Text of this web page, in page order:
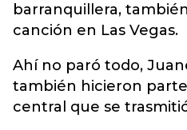
barranquillera,
canción en Las Vegas.
Ahí no paró todo,
también hicieron
central que se